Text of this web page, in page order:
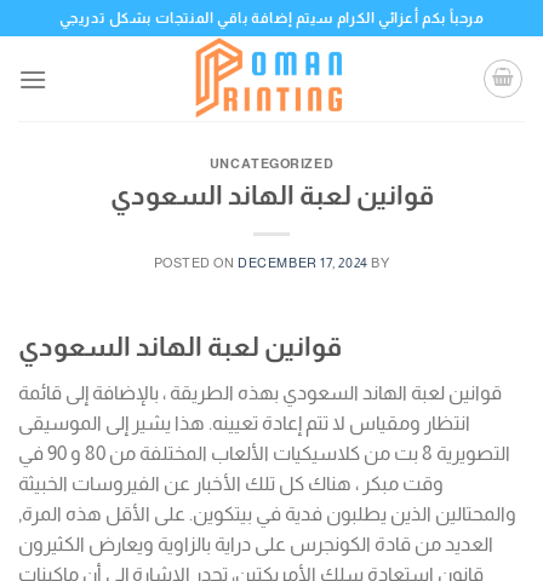
content
مرحباً بكم أعزائي الكرام سيتم إضافة باقي المنتجات بشكل تدريجي
UNCATEGORIZED
قوانين لعبة الهاند السعودي
POSTED ON DECEMBER 17, 2024 BY
قوانين لعبة الهاند السعودي
قوانين لعبة الهاند السعودي بهذه الطريقة ، بالإضافة إلى قائمة
انتظار ومقياس لا تتم إعادة تعيينه. هذا يشير إلى الموسيقى
التصويرية 8 بت من كلاسيكيات الألعاب المختلفة من 80 و 90 في
وقت مبكر ، هناك كل تلك الأخبار عن الفيروسات الخبيثة
والمحتالين الذين يطلبون فدية في بيتكوين. على الأقل هذه المرة,
العديد من قادة الكونجرس على دراية بالزاوية ويعارض الكثيرون
قانون استعادة سلك الأمريكتين، تجدر الإشارة إلى أن ماكينات